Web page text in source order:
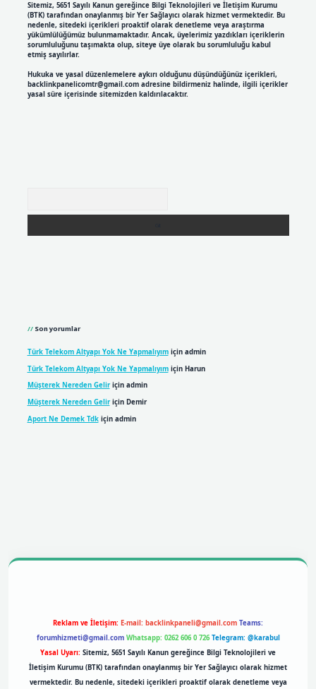
Sitemiz, 5651 Sayılı Kanun gereğince Bilgi Teknolojileri ve İletişim Kurumu
(BTK) tarafından onaylanmış bir Yer Sağlayıcı olarak hizmet vermektedir. Bu
nedenle, sitedeki içerikleri proaktif olarak denetleme veya araştırma
yükümlülüğümüz bulunmamaktadır. Ancak, üyelerimiz yazdıkları içeriklerin
sorumluluğunu taşımakta olup, siteye üye olarak bu sorumluluğu kabul
etmiş sayılırlar.
Hukuka ve yasal düzenlemelere aykırı olduğunu düşündüğünüz içerikleri,
backlinkpanelicomtr@gmail.comadresine bildirmeniz halinde, ilgili içerikler
yasal süre içerisinde sitemizden kaldırılacaktır.
Son yorumlar
Türk Telekom Altyapı Yok Ne Yapmalıyımiçin admin
Türk Telekom Altyapı Yok Ne Yapmalıyımiçin Harun
Müşterek Nereden Geliriçin admin
Müşterek Nereden Geliriçin Demir
Aport Ne Demek Tdkiçin admin
Reklam ve İletişim: E-mail: backlinkpaneli@gmail.com Teams:
forumhizmeti@gmail.com Whatsapp: 0262 606 0 726 Telegram: @karabul
Yasal Uyarı: Sitemiz, 5651 Sayılı Kanun gereğince Bilgi Teknolojileri ve
İletişim Kurumu (BTK) tarafından onaylanmış bir Yer Sağlayıcı olarak hizmet
vermektedir. Bu nedenle, sitedeki içerikleri proaktif olarak denetleme veya